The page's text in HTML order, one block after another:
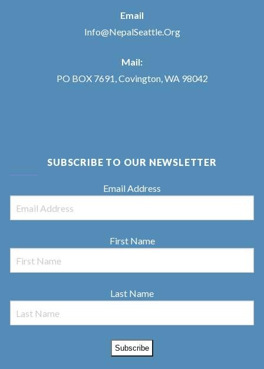
Email
Info@NepalSeattle.Org
Mail:
PO BOX 7691, Covington, WA 98042
SUBSCRIBE TO OUR NEWSLETTER
Email Address
First Name
Last Name